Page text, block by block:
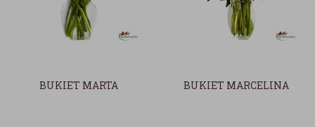
BUKIET MARTA BUKIET MARCELINA